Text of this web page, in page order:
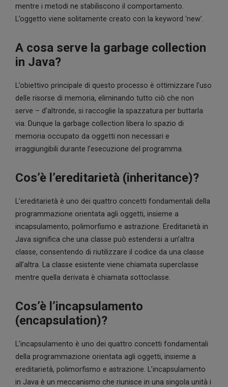
mentre i metodi ne stabiliscono il comportamento.
L’oggetto viene solitamente creato con la keyword ‘new’.
A cosa serve la garbage collection
in Java?
L’obiettivo principale di questo processo è ottimizzare l’uso
delle risorse di memoria, eliminando tutto ciò che non
serve – d’altronde, si raccoglie la spazzatura per buttarla
via. Dunque la garbage collection libera lo spazio di
memoria occupato da oggetti non necessari e
irraggiungibili durante l’esecuzione del programma.
Cos’è l’ereditarietà (inheritance)?
L’ereditarietà è uno dei quattro concetti fondamentali della
programmazione orientata agli oggetti, insieme a
incapsulamento, polimorfismo e astrazione. Ereditarietà in
Java significa che una classe può estendersi a un’altra
classe, consentendo di riutilizzare il codice da una classe
all’altra. La classe esistente viene chiamata superclasse
mentre quella derivata è chiamata sottoclasse.
Cos’è l’incapsulamento
(encapsulation)?
L’incapsulamento è uno dei quattro concetti fondamentali
della programmazione orientata agli oggetti, insieme a
ereditarietà, polimorfismo e astrazione. L’incapsulamento
in Java è un meccanismo che riunisce in una singola unità i